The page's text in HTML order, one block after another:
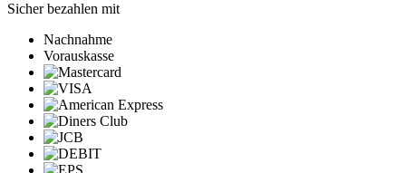
Sicher bezahlen mit
Nachnahme
Vorauskasse